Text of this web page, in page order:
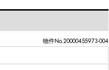
物件No.20000455973-004